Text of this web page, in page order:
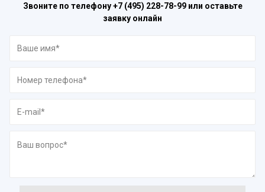
Звоните по телефону+7 (495) 228-78-99или оставьте
заявку онлайн